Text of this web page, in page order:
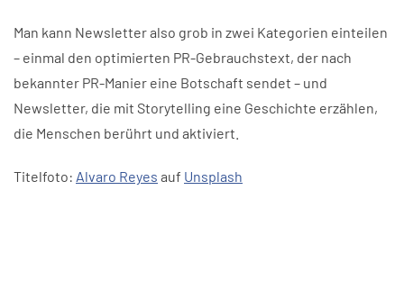
Man kann Newsletter also grob in zwei Kategorien einteilen
– einmal den optimierten PR-Gebrauchstext, der nach
bekannter PR-Manier eine Botschaft sendet – und
Newsletter, die mit Storytelling eine Geschichte erzählen,
die Menschen berührt und aktiviert.
Titelfoto: Alvaro Reyes auf Unsplash